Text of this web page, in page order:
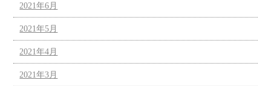
2021年6月
2021年5月
2021年4月
2021年3月